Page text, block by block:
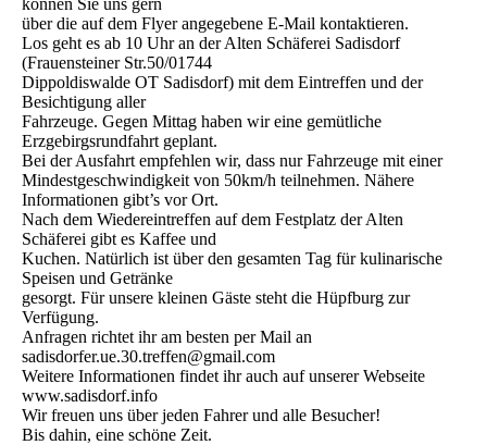
über die auf dem Flyer angegebene E-Mail kontaktieren.
Los geht es ab 10 Uhr an der Alten Schäferei Sadisdorf
(Frauensteiner Str.50/01744
Dippoldiswalde OT Sadisdorf) mit dem Eintreffen und der
Besichtigung aller
Fahrzeuge. Gegen Mittag haben wir eine gemütliche
Erzgebirgsrundfahrt geplant.
Bei der Ausfahrt empfehlen wir, dass nur Fahrzeuge mit einer
Mindestgeschwindigkeit von 50km/h teilnehmen. Nähere
Informationen gibt’s vor Ort.
Nach dem Wiedereintreffen auf dem Festplatz der Alten
Schäferei gibt es Kaffee und
Kuchen. Natürlich ist über den gesamten Tag für kulinarische
Speisen und Getränke
gesorgt. Für unsere kleinen Gäste steht die Hüpfburg zur
Verfügung.
Anfragen richtet ihr am besten per Mail an
sadisdorfer.ue.30.treffen@gmail.com
Weitere Informationen findet ihr auch auf unserer Webseite
www.sadisdorf.info
Wir freuen uns über jeden Fahrer und alle Besucher!
Bis dahin, eine schöne Zeit.